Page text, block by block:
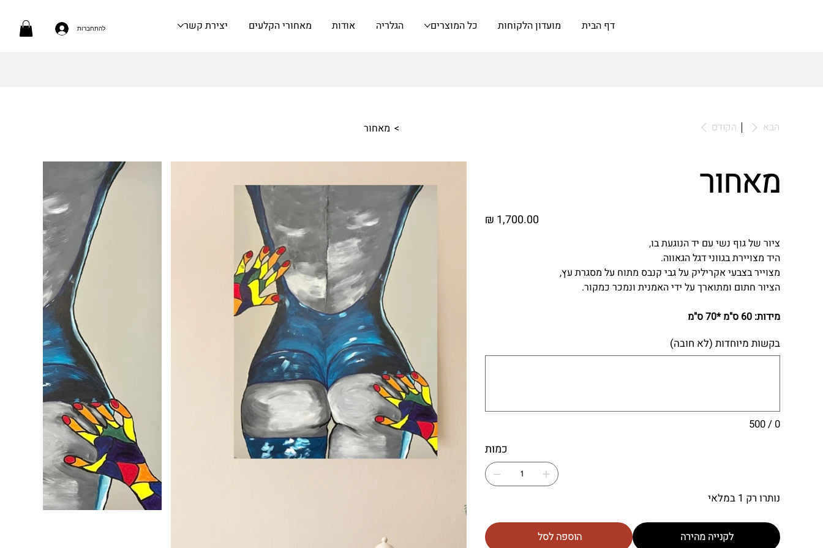
דף הבית מועדון הלקוחות כל המוצרים הגלריה אודות מאחורי הקלעים יצירת קשר להתחברות
> מאחור הקודם הבא
מאחור
מחיר
ציור של גוף נשי עם יד הנוגעת בו,
היד מצויירת בגווני דגל הגאווה.
מצוייר בצבעי אקריליק על גבי קנבס מתוח על מסגרת עץ,
הציור חתום ומתוארך על ידי האמנית ונמכר כמקור.
מידות: 60 ס"מ *70 ס"מ
בקשות מיוחדות (לא חובה)
0 / 500
כמות
נותרו רק 1 במלאי
הוספה לסל לקנייה מהירה